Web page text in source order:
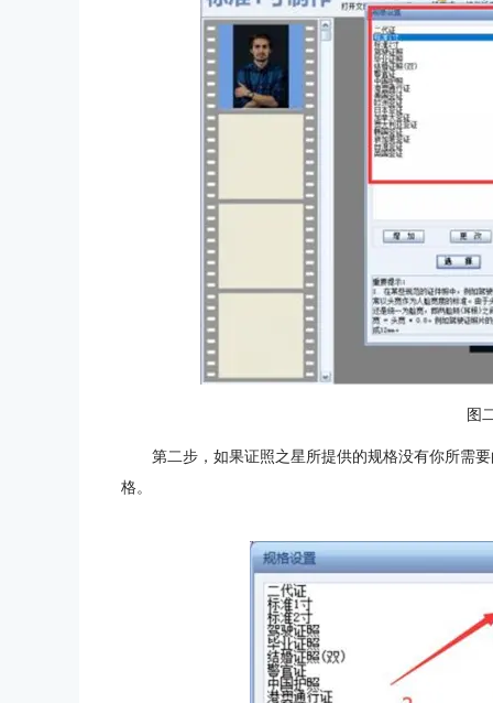
图
第二步，如果证照之星所提供的规格没有你所需
格。